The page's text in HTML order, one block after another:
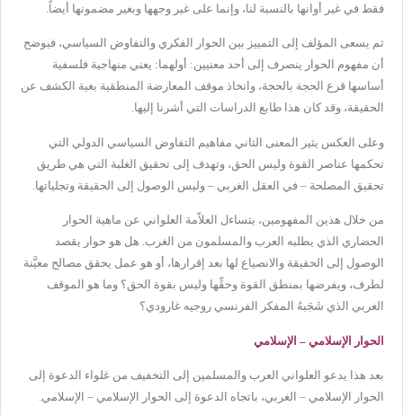
فقط في غير أوانها بالنسبة لنا، وإنما على غير وجهها وبغير مضمونها أيضاً.
ثم يسعى المؤلف إلى التمييز بين الحوار الفكري والتفاوض السياسي، فيوضح
أن مفهوم الحوار ينصرف إلى أحد معنيين: أولهما: يعني منهاجية فلسفية
أساسها قرع الحجة بالحجة، واتخاذ موقف المعارضة المنطقية بغية الكشف عن
الحقيقة، وقد كان هذا طابع الدراسات التي أشرنا إليها.
وعلى العكس يثير المعنى الثاني مفاهيم التفاوض السياسي الدولي التي
تحكمها عناصر القوة وليس الحق، وتهدف إلى تحقيق الغلبة التي هي طريق
تحقيق المصلحة – في العقل الغربي – وليس الوصول إلى الحقيقة وتجلياتها.
من خلال هذين المفهومين، يتساءل العلاّمة العلواني عن ماهية الحوار
الحضاري الذي يطلبه العرب والمسلمون من الغرب. هل هو حوار يقصد
الوصول إلى الحقيقة والانصياع لها بعد إقرارها، أو هو عمل يحقق مصالح معيَّنة
لطرف، ويفرضها بمنطق القوة وحقِّها وليس بقوة الحق؟ وما هو الموقف
الغربي الذي شَجَبهُ المفكر الفرنسي روجيه غارودي؟
الحوار الإسلامي – الإسلامي
بعد هذا يدعو العلواني العرب والمسلمين إلى التخفيف من غلواء الدعوة إلى
الحوار الإسلامي – الغربي، باتجاه الدعوة إلى الحوار الإسلامي – الإسلامي.